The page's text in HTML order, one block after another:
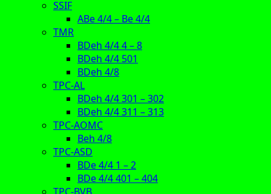
SSIF
ABe 4/4 – Be 4/4
TMR
BDeh 4/4 4 – 8
BDeh 4/4 501
BDeh 4/8
TPC-AL
BDeh 4/4 301 – 302
BDeh 4/4 311 – 313
TPC-AOMC
Beh 4/8
TPC-ASD
BDe 4/4 1 – 2
BDe 4/4 401 – 404